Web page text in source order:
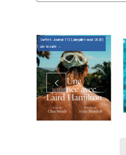
Surfer’s Journal 172 (Juin-juillet-août 2026)
Lire la suite →